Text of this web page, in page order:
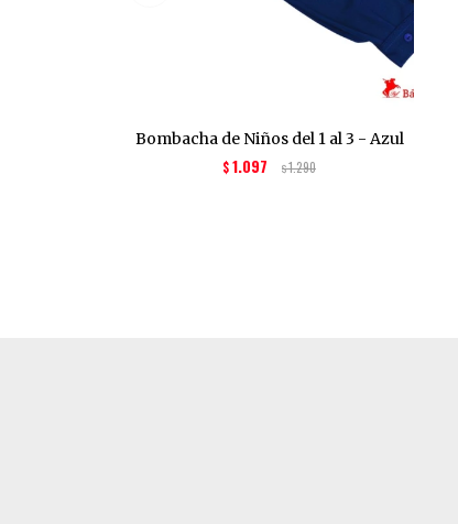
Bombacha de Niños del 1 al 3 - Azul
$1.097 $1.290